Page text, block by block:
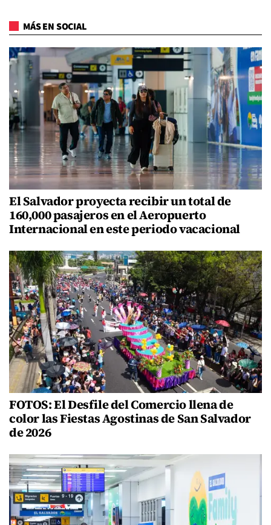
MÁS EN SOCIAL
El Salvador proyecta recibir un total de
160,000 pasajeros en el Aeropuerto
Internacional en este periodo vacacional
FOTOS: El Desfile del Comercio llena de
color las Fiestas Agostinas de San Salvador
de 2026